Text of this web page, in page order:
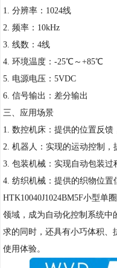
1. 分辨率：1024线
2. 频率：10kHz
3. 线数：4线
4. 环境温度：-25℃～+85℃
5. 电源电压：5VDC
6. 信号输出：差分输出
三、应用场景
1. 数控机床：提供的位置反馈
2. 机器人：实现的运动控制，
3. 包装机械：实现自动包装过
4. 纺织机械：提供的织物位置
HTK10040J1024BM5F小型单
领域，成为自动化控制系统中
求的同时，还具有小巧体积、
使用体验。